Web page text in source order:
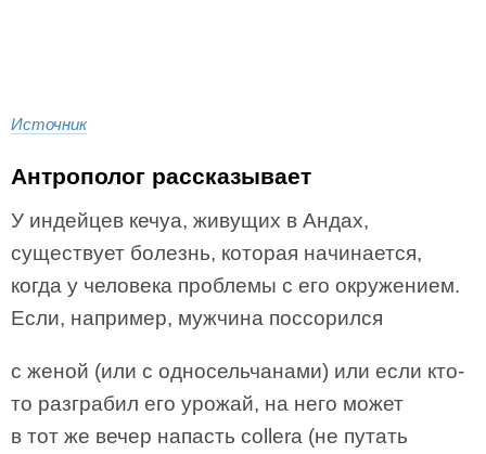
Источник
Антрополог рассказывает
У индейцев кечуа, живущих в Андах,
существует болезнь, которая начинается,
когда у человека проблемы с его окружением.
Если, например, мужчина поссорился
с женой (или с односельчанами) или если кто-
то разграбил его урожай, на него может
в тот же вечер напасть collera (не путать